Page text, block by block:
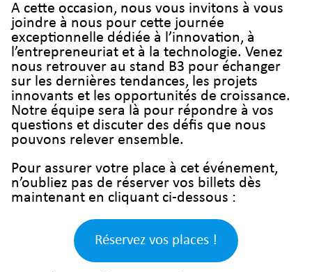
A cette occasion, nous vous invitons à vous
joindre à nous pour cette journée
exceptionnelle dédiée à l’innovation, à
l’entrepreneuriat et à la technologie. Venez
nous retrouver au stand B3 pour échanger
sur les dernières tendances, les projets
innovants et les opportunités de croissance.
Notre équipe sera là pour répondre à vos
questions et discuter des défis que nous
pouvons relever ensemble.
Pour assurer votre place à cet événement,
n’oubliez pas de réserver vos billets dès
maintenant en cliquant ci-dessous :
Réservez vos places !